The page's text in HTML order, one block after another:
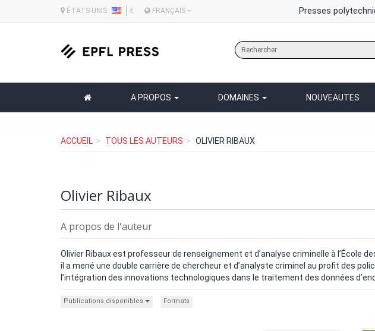
ÉTATS-UNIS € FRANÇAIS Presses
A PROPOS DOMAINES NOUVEAUTES
ACCUEIL TOUS LES AUTEURS OLIVIER RIBAUX
Olivier Ribaux
A propos de l'auteur
Olivier Ribaux est professeur de renseignement et d’analyse criminelle à l’École
il a mené une double carrière de chercheur et d’analyste criminel au profit des
l’intégration des innovations technologiques dans le traitement des données
Publications disponibles Formats